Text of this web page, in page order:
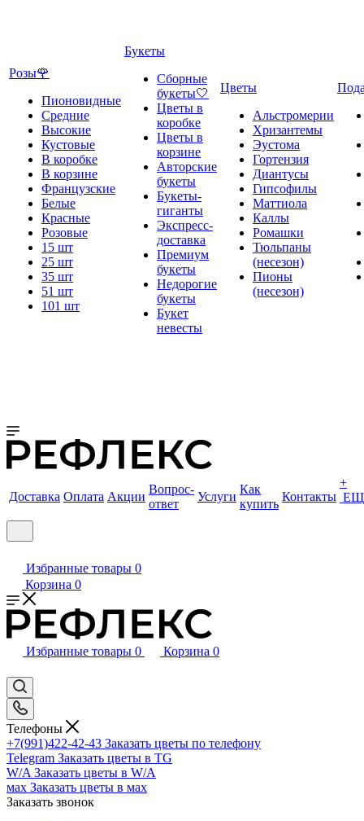
Розы🌹
Пионовидные
Средние
Высокие
Кустовые
В коробке
В корзине
Французские
Белые
Красные
Розовые
15 шт
25 шт
35 шт
51 шт
101 шт
Букеты
Сборные
букеты🤍
Цветы в
коробке
Цветы в
корзине
Авторские
букеты
Букеты-
гиганты
Экспресс-
доставка
Премиум
букеты
Недорогие
букеты
Букет
невесты
Цветы
Альстромерии
Хризантемы
Эустома
Гортензия
Диантусы
Гипсофилы
Маттиола
Каллы
Ромашки
Тюльпаны
(несезон)
Пионы
(несезон)
Доставка Оплата Акции
Вопрос-
ответ
Услуги
Как
купить
Контакты
+
Избранные товары 0
Корзина 0
Избранные товары 0 Корзина 0
Телефоны
+7(991)422-42-43 Заказать цветы по телефону
Telegram Заказать цветы в TG
W/A Заказать цветы в W/A
мах Заказать цветы в мах
Заказать звонок